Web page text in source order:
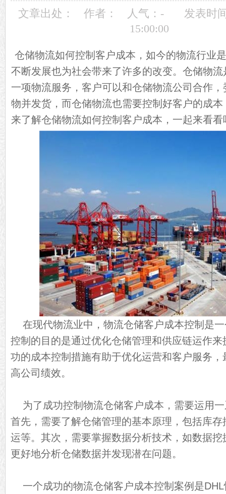
文章出处： 作者： 人气： -
发表时
15:00:00
仓储物流如何控制客户成本，如今的物流行业
不断发展也为社会带来了许多的改变。仓储物
一项物流服务，客户可以和仓储物流公司合作
物并发货，而仓储物流也需要控制好客户的成
来了解仓储物流如何控制客户成本，一起来看看
在现代物流业中，物流仓储客户成本控制是
控制的目的是通过优化仓储管理和供应链运作
功的成本控制措施有助于优化运营和客户服务
高公司绩效。
为了成功控制物流仓储客户成本，需要运用
首先，需要了解仓储管理的基本原理，包括库
运等。其次，需要掌握数据分析技术，如数据
更好地分析仓储数据并发现潜在问题。
一个成功的物流仓储客户成本控制案例是